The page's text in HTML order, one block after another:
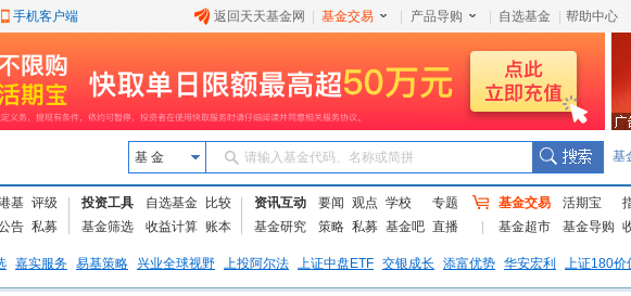
手机客户端 返回天天基金网 基金交易 产品导购 自选基金 帮助中心
基 金 请输入基金代码、名称或简拼 基
基 评级
告 私募
投资工具 自选基金
比较
基金筛选
收益计算 账本
资讯互动 要闻 观点 学校
专题
基金研究
策略 私募 基金吧 直播
基金交易 活期宝
基金超市
基金导购
嘉实服务 易基策略 兴业全球视野 上投阿尔法 上证中盘ETF 交银成长 添富优势 华安宏利 上证180价